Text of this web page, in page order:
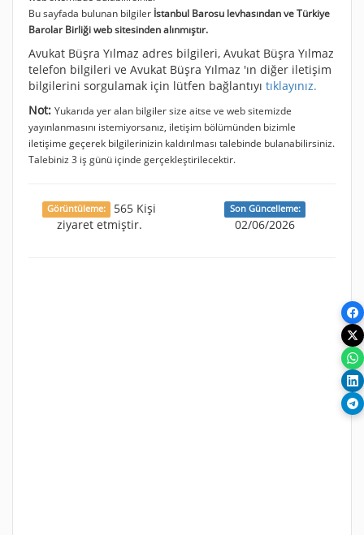
Bu sayfada bulunan bilgiler İstanbul Barosu levhasından ve Türkiye
Barolar Birliği web sitesinden alınmıştır.
Avukat Büşra Yılmaz adres bilgileri, Avukat Büşra Yılmaz
telefon bilgileri ve Avukat Büşra Yılmaz 'ın diğer iletişim
bilgilerini sorgulamak için lütfen bağlantıyı tıklayınız.
Not: Yukarıda yer alan bilgiler size aitse ve web sitemizde
yayınlanmasını istemiyorsanız, iletişim bölümünden bizimle
iletişime geçerek bilgilerinizin kaldırılması talebinde bulanabilirsiniz.
Talebiniz 3 iş günü içinde gerçekleştirilecektir.
Görüntüleme:
565 Kişi
ziyaret etmiştir.
Son Güncelleme:
02/06/2026